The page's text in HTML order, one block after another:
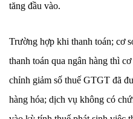
tăng đầu vào.
Trường hợp khi thanh toán; cơ
thanh toán qua ngân hàng thì
chỉnh giảm số thuế GTGT đã
hàng hóa; dịch vụ không có